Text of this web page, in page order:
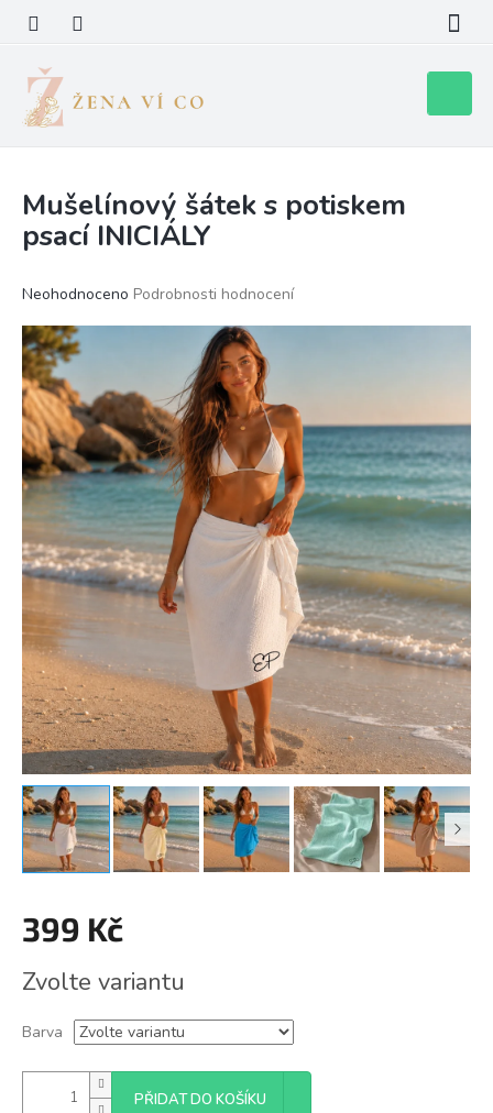
obsah
košík
Mušelínový šátek s potiskem
psací INICIÁLY
Průměrné
produktu
je
0,0
z
5
hvězdiček.
Neohodnoceno Podrobnosti hodnocení
399 Kč
cena:
Zvolte variantu
Barva
PŘIDAT DO KOŠÍKU